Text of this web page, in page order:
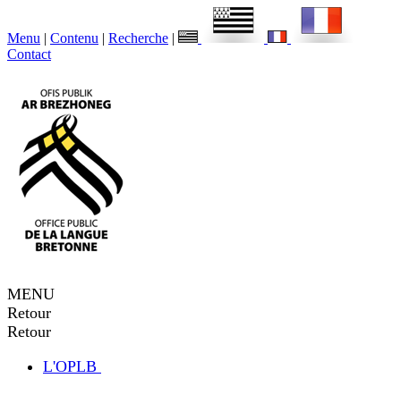
Menu | Contenu | Recherche |
Contact
MENU
Retour
Retour
L'OPLB